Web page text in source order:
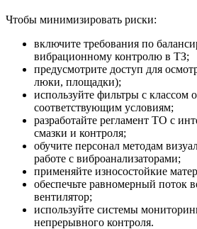
Чтобы минимизировать риски:
включите требования по
вибрационному контролю в ТЗ;
предусмотрите доступ для
люки, площадки);
используйте фильтры с классом
соответствующим условиям;
разработайте регламент ТО с
смазки и контроля;
обучите персонал методам
работе с виброанализаторами;
применяйте износостойкие
обеспечьте равномерный поток
вентилятор;
используйте системы
непрерывного контроля.